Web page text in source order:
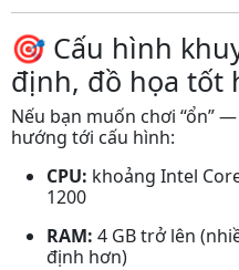
🎯 Cấu hình
định, đồ họa tốt
Nếu bạn muốn chơi “ổn”
hướng tới cấu hình:
CPU: khoảng Intel
1200
RAM: 4 GB trở lên
định hơn)